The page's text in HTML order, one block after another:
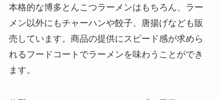
本格的な博多とんこつラーメンはもちろん、ラー
メン以外にもチャーハンや餃子、唐揚げなども販
売しています。商品の提供にスピード感が求めら
れるフードコートでラーメンを味わうことができ
ます。